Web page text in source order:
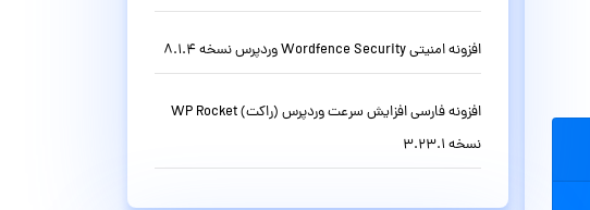
افزونه امنیتی Wordfence Security وردپرس نسخه 8.1.4
افزونه فارسی افزایش سرعت وردپرس (راکت) WP Rocket
نسخه 3.23.1